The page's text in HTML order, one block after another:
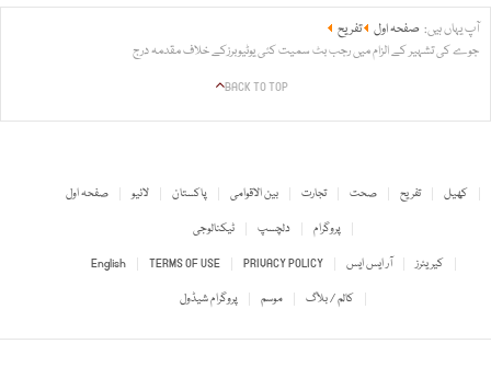
آپ یہاں ہیں: صفحہ اول
تفریح
جوے کی تشہیر کے الزام میں رجب بٹ سمیت کئی یوٹیوبرزکے خلاف مقدمہ درج
BACK TO TOP
صفحہ اول لائیو پاکستان بین الاقوامی تجارت صحت تفریح
کھیل
ٹیکنالوجی
دلچسپ
پروگرام
English
TERMS OF USE PRIVACY POLICY آر ایس ایس
کیریئرز
پروگرام شیڈول
موسم کالم / بلاگ